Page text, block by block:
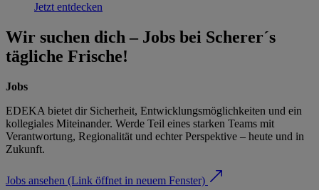
Jetzt entdecken
Wir suchen dich – Jobs bei Scherer´s
tägliche Frische!
Jobs
EDEKA bietet dir Sicherheit, Entwicklungsmöglichkeiten und ein
kollegiales Miteinander. Werde Teil eines starken Teams mit
Verantwortung, Regionalität und echter Perspektive – heute und in
Zukunft.
Jobs ansehen (Link öffnet in neuem Fenster)